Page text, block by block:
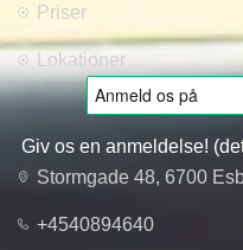
Priser
Lokationer
Giv os en anmeldelse!
Stormgade 48, 6700
+4540894640